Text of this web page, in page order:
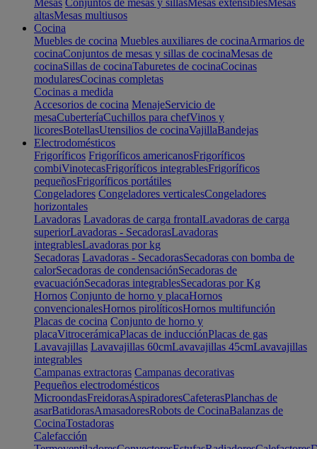
Mesas Conjuntos de mesas y sillasMesas extensiblesMesas
altasMesas multiusos
Cocina
Muebles de cocina Muebles auxiliares de cocinaArmarios de
cocinaConjuntos de mesas y sillas de cocinaMesas de
cocinaSillas de cocinaTaburetes de cocinaCocinas
modularesCocinas completas
Cocinas a medida
Accesorios de cocina MenajeServicio de
mesaCuberteríaCuchillos para chefVinos y
licoresBotellasUtensilios de cocinaVajillaBandejas
Electrodomésticos
Frigoríficos Frigoríficos americanosFrigoríficos
combiVinotecasFrigoríficos integrablesFrigoríficos
pequeñosFrigoríficos portátiles
Congeladores Congeladores verticalesCongeladores
horizontales
Lavadoras Lavadoras de carga frontalLavadoras de carga
superiorLavadoras - SecadorasLavadoras
integrablesLavadoras por kg
Secadoras Lavadoras - SecadorasSecadoras con bomba de
calorSecadoras de condensaciónSecadoras de
evacuaciónSecadoras integrablesSecadoras por Kg
Hornos Conjunto de horno y placaHornos
convencionalesHornos pirolíticosHornos multifunción
Placas de cocina Conjunto de horno y
placaVitrocerámicaPlacas de inducciónPlacas de gas
Lavavajillas Lavavajillas 60cmLavavajillas 45cmLavavajillas
integrables
Campanas extractoras Campanas decorativas
Pequeños electrodomésticos
MicroondasFreidorasAspiradoresCafeterasPlanchas de
asarBatidorasAmasadoresRobots de CocinaBalanzas de
CocinaTostadoras
Calefacción